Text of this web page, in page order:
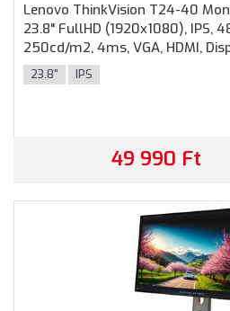
Lenovo ThinkVision T24-40
23.8" FullHD (1920x1080), IPS,
250cd/m2, 4ms, VGA, HDMI,
Fekete színben
23.8" IPS
49 990 Ft